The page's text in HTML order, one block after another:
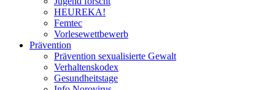
HEUREKA!
Femtec
Vorlesewettbewerb
Prävention
Prävention sexualisierte Gewalt
Verhaltenskodex
Gesundheitstage